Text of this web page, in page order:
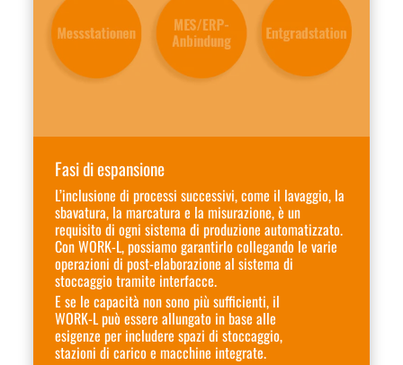
Fasi di espansione
L’inclusione di processi successivi, come il lavaggio, la
sbavatura, la marcatura e la misurazione, è un
requisito di ogni sistema di produzione automatizzato.
Con WORK-L, possiamo garantirlo collegando le varie
operazioni di post-elaborazione al sistema di
stoccaggio tramite interfacce.
E se le capacità non sono più sufficienti, il
WORK-L può essere allungato in base alle
esigenze per includere spazi di stoccaggio,
stazioni di carico e macchine integrate.